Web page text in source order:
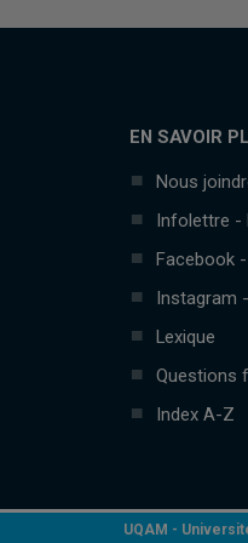
EN SAVOIR
Nous
Infolettre -
Facebook
Instagram
Lexique
Questions
Index A-Z
UQAM -